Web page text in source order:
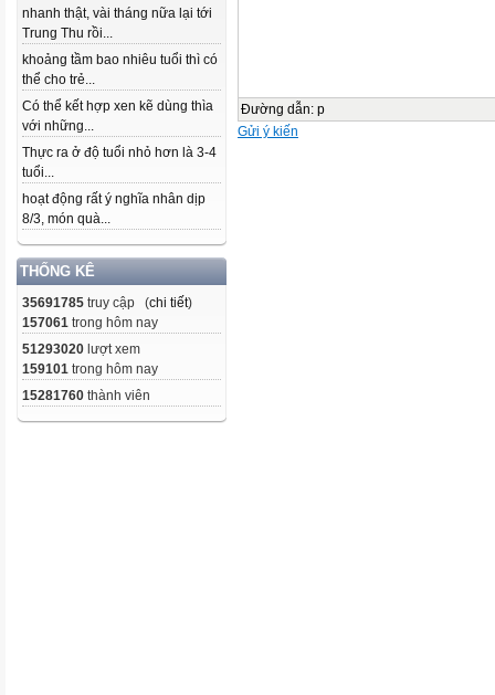
nhanh thật, vài tháng nữa lại tới
Trung Thu rồi...
khoảng tầm bao nhiêu tuổi thì có
thể cho trẻ...
Có thể kết hợp xen kẽ dùng thìa
với những...
Thực ra ở độ tuổi nhỏ hơn là 3-4
tuổi...
hoạt động rất ý nghĩa nhân dịp
8/3, món quà...
THỐNG KÊ
35691785 truy cập (chi tiết)
157061 trong hôm nay
51293020 lượt xem
159101 trong hôm nay
15281760 thành viên
Đường dẫn: p
Gửi ý kiến